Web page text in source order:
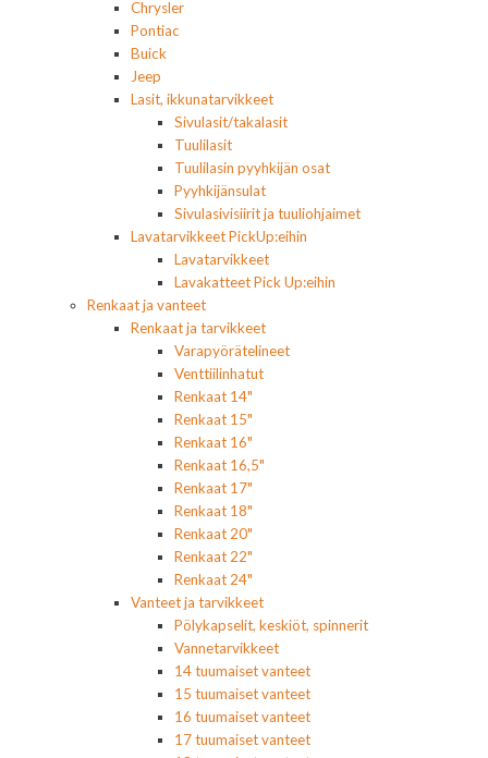
Chrysler
Pontiac
Buick
Jeep
Lasit, ikkunatarvikkeet
Sivulasit/takalasit
Tuulilasit
Tuulilasin pyyhkijän osat
Pyyhkijänsulat
Sivulasivisiirit ja tuuliohjaimet
Lavatarvikkeet PickUp:eihin
Lavatarvikkeet
Lavakatteet Pick Up:eihin
Renkaat ja vanteet
Renkaat ja tarvikkeet
Varapyörätelineet
Venttiilinhatut
Renkaat 14"
Renkaat 15"
Renkaat 16"
Renkaat 16,5"
Renkaat 17"
Renkaat 18"
Renkaat 20"
Renkaat 22"
Renkaat 24"
Vanteet ja tarvikkeet
Pölykapselit, keskiöt, spinnerit
Vannetarvikkeet
14 tuumaiset vanteet
15 tuumaiset vanteet
16 tuumaiset vanteet
17 tuumaiset vanteet